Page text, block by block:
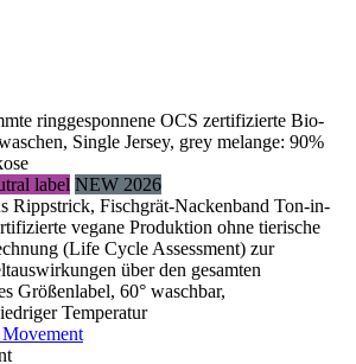
ringgesponnene OCS zertifizierte Bio-
Single Jersey, grey melange: 90%
label NEW 2026
Rippstrick, Fischgrät-Nackenband Ton-in-
vegane Produktion ohne tierische
(Life Cycle Assessment) zur
über den gesamten
Größenlabel, 60° waschbar,
Temperatur